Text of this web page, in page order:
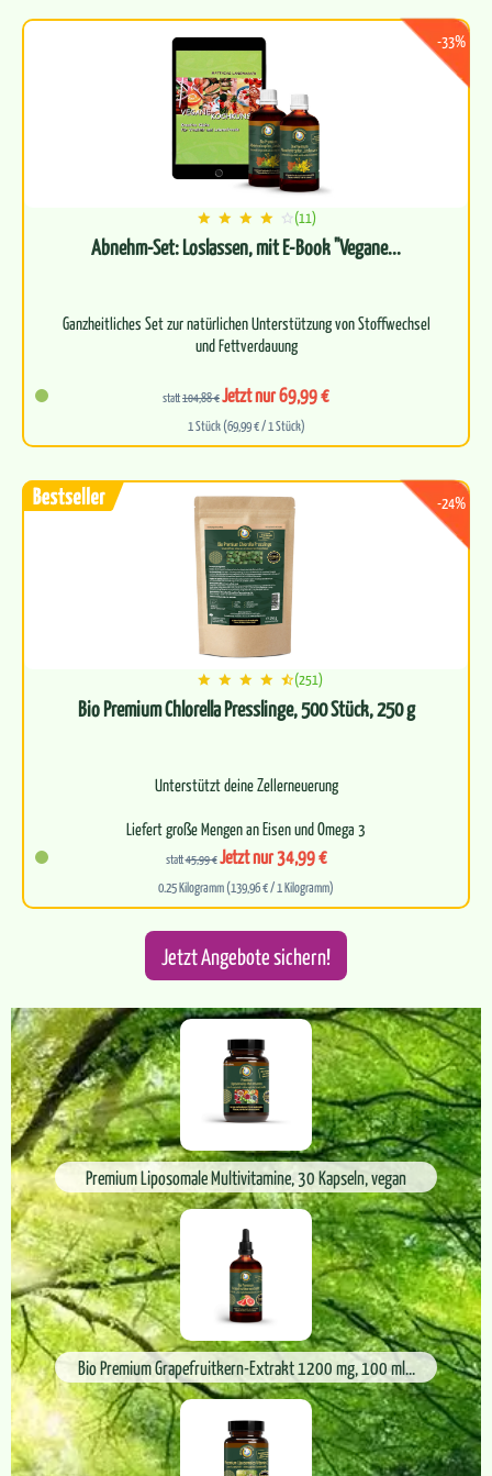
Premium Liposomale Multivitamine, 30 Kapseln, vegan
Bio Premium Grapefruitkern-Extrakt 1200 mg, 100 ml...
Jetzt Angebote sichern!
-33%
(11)
Abnehm-Set: Loslassen, mit E-Book "Vegane...
Ganzheitliches Set zur natürlichen Unterstützung von Stoffwechsel
und Fettverdauung
Enthält einen Doppelpack der bewährten…
statt104,88 €Jetzt nur 69,99 €
1 Stück (69,99 € / 1 Stück)
-24%
(251)
Bio Premium Chlorella Presslinge, 500 Stück, 250 g
Unterstützt deine Zellerneuerung
Liefert große Mengen an Eisen und Omega 3
Für ein starkes Immunsystem
Leitet zuverlässig…
statt45,99 €Jetzt nur 34,99 €
0.25 Kilogramm (139,96 € / 1 Kilogramm)